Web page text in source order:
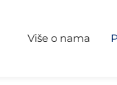
Više o nama